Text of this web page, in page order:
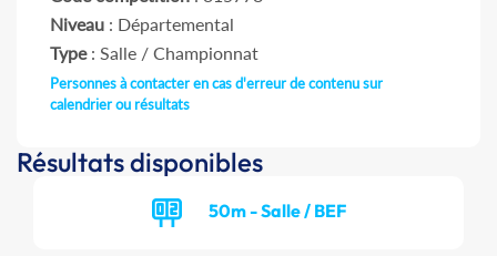
Niveau : Départemental
Type: Salle / Championnat
Personnes à contacter en cas d'erreur de contenu sur
calendrier ou résultats
Résultats disponibles
50m - Salle / BEF